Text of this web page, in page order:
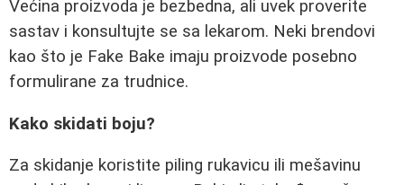
Većina proizvoda je bezbedna, ali uvek proverite
sastav i konsultujte se sa lekarom. Neki brendovi
kao što je Fake Bake imaju proizvode posebno
formulirane za trudnice.
Kako skidati boju?
Za skidanje koristite piling rukavicu ili mešavinu